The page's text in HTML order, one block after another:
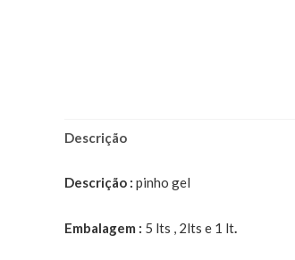
Descrição
Descrição : pinho gel
Embalagem : 5 lts , 2lts e 1 lt.